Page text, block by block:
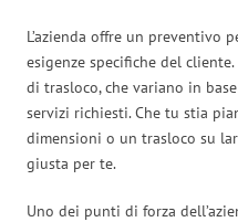
L’azienda offre un preventivo
esigenze specifiche del
di trasloco, che variano in
servizi richiesti. Che tu stia
dimensioni o un trasloco su
giusta per te.
Uno dei punti di forza